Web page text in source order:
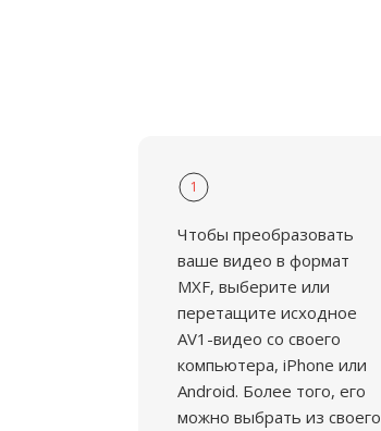
1
Чтобы преобразовать
ваше видео в формат
MXF, выберите или
перетащите исходное
AV1-видео со своего
компьютера, iPhone или
Android. Более того, его
можно выбрать из своего